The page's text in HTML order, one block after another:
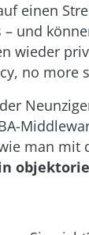
einen
und
wieder
no more
man mit